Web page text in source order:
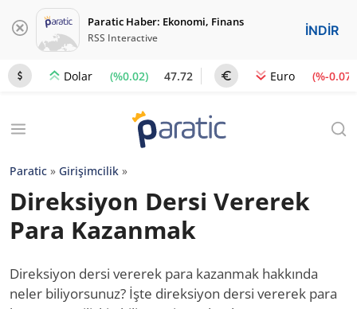
Paratic Haber: Ekonomi, Finans
RSS Interactive İNDİR
Dolar (%0.02) 47.72 Euro (%-0.07)
Paratic » Girişimcilik »
Direksiyon Dersi Vererek
Para Kazanmak
Direksiyon dersi vererek para kazanmak hakkında
neler biliyorsunuz? İşte direksiyon dersi vererek para